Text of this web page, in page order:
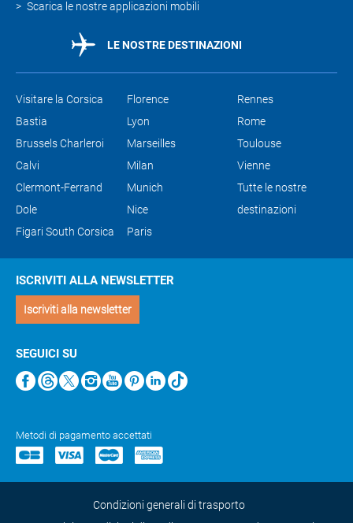
Scarica le nostre applicazioni mobili
LE NOSTRE DESTINAZIONI
Visitare la Corsica
Bastia
Brussels Charleroi
Calvi
Clermont-Ferrand
Dole
Figari South Corsica
Florence
Lyon
Marseilles
Milan
Munich
Nice
Paris
Rennes
Rome
Toulouse
Vienne
Tutte le nostre
destinazioni
ISCRIVITI ALLA NEWSLETTER
Iscriviti alla newsletter
SEGUICI SU
Metodi di pagamento accettati
Condizioni generali di trasporto